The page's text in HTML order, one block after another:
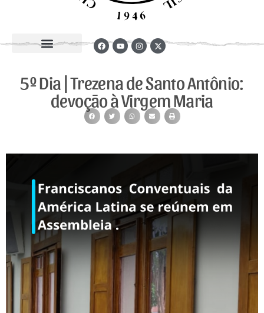
5º Dia | Trezena de Santo Antônio:
devoção à Virgem Maria